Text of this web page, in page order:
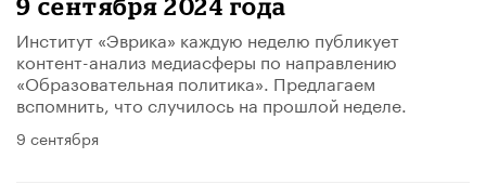
9 сентября 2024 года
Институт «Эврика» каждую неделю публикует
контент-анализ медиасферы по направлению
«Образовательная политика». Предлагаем
вспомнить, что случилось на прошлой неделе.
9 сентября